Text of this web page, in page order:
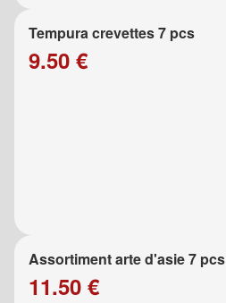
Tempura crevettes 7 pcs
9.50 €
Assortiment arte d'asie 7 pcs
11.50 €